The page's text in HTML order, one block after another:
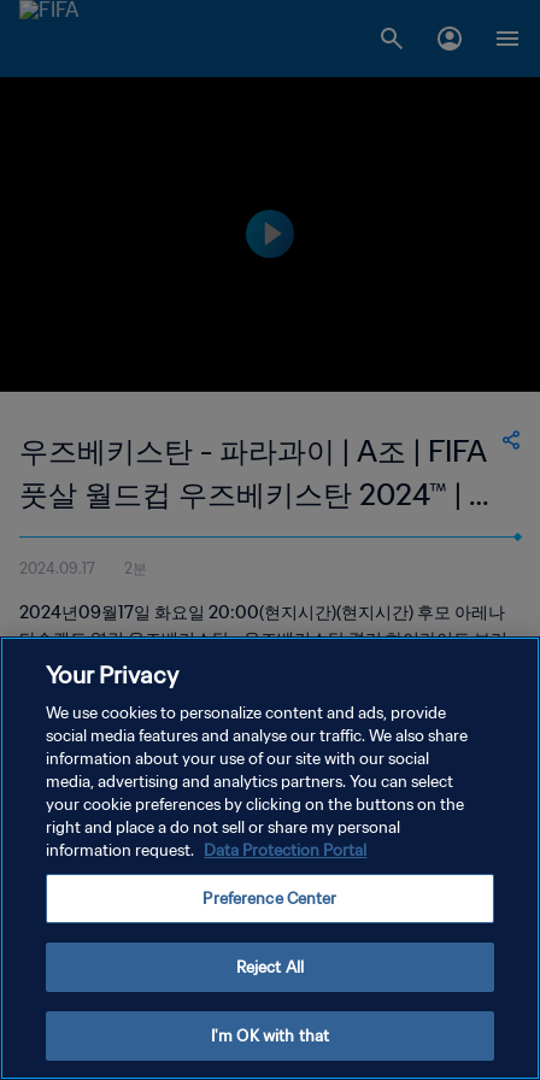
우즈베키스탄 - 파라과이 | A조 | FIFA
풋살 월드컵 우즈베키스탄 2024™ | 하
이라이트
2024.09.17 2분
2024년09월17일 화요일 20:00(현지시간)(현지시간) 후모 아레나
타슈켄트 열린 우즈베키스탄 - 우즈베키스탄 경기 하이라이트 보기
개인정보 보호정책
서비스 약관
쿠키 기본 설정 관리
Your Privacy
We use cookies to personalize content and ads, provide
social media features and analyse our traffic. We also share
information about your use of our site with our social
media, advertising and analytics partners. You can select
your cookie preferences by clicking on the buttons on the
right and place a do not sell or share my personal
information request. Data Protection Portal
Preference Center
Reject All
I'm OK with that